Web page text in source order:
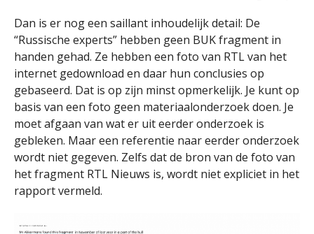
Dan is er nog een saillant inhoudelijk detail: De
“Russische experts” hebben geen BUK fragment in
handen gehad. Ze hebben een foto van RTL van het
internet gedownload en daar hun conclusies op
gebaseerd. Dat is op zijn minst opmerkelijk. Je kunt op
basis van een foto geen materiaalonderzoek doen. Je
moet afgaan van wat er uit eerder onderzoek is
gebleken. Maar een referentie naar eerder onderzoek
wordt niet gegeven. Zelfs dat de bron van de foto van
het fragment RTL Nieuws is, wordt niet expliciet in het
rapport vermeld.